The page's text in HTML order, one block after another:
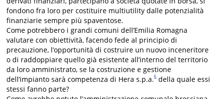
fondono fra loro per costituire multiutility dalle potenzialità
finanziarie sempre più spaventose.
Come potrebbero i grandi comuni dell’Emilia Romagna
valutare con obiettività, facendo fede al principio di
precauzione, l’opportunità di costruire un nuovo inceneritore
o di raddoppiare quello già esistente all’interno del territorio
da loro amministrato, se la costruzione e gestione
dell’impianto sarà competenza di Hera s.p.a.6della quale essi
stessi fanno parte?